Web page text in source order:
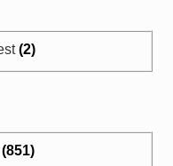
(2)
(851)